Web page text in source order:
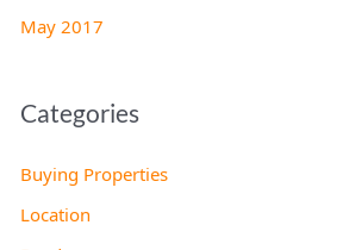
May 2017
Categories
Buying Properties
Location